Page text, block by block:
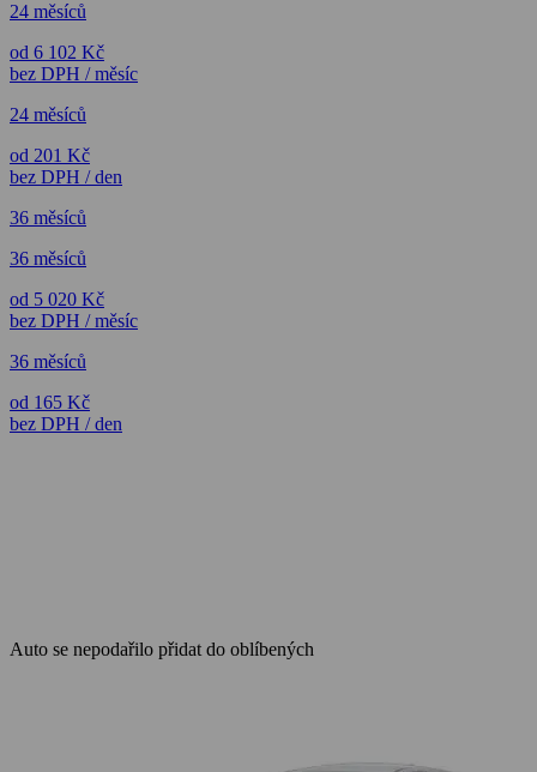
24 měsíců
od 6 102 Kč
bez DPH / měsíc
24 měsíců
od 201 Kč
bez DPH / den
36 měsíců
36 měsíců
od 5 020 Kč
bez DPH / měsíc
36 měsíců
od 165 Kč
bez DPH / den
Auto se nepodařilo přidat do oblíbených